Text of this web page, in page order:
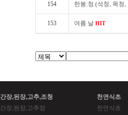
154 한봉:청.(석청, 목청
153 여름 날 HIT
간장,된장,고추,조청
간장,된장,고추장
천연식초
천연식초